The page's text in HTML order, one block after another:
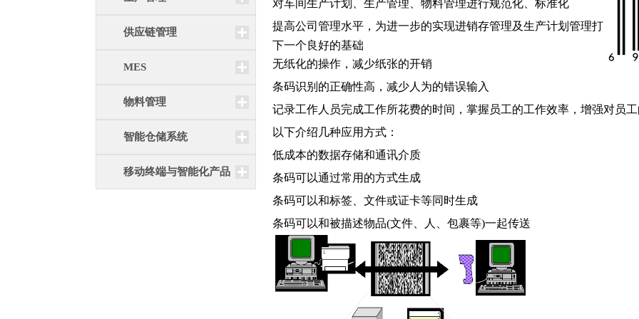
供应链管理
MES
物料管理
智能仓储系统
移动终端与智能化产品
对车间生产计划、生产管理、物料管理进行规范化、标准化
提高公司管理水平，为进一步的实现进销存管理及生产计划管理打
下一个良好的基础
无纸化的操作，减少纸张的开销
条码识别的正确性高，减少人为的错误输入
记录工作人员完成工作所花费的时间，掌握员工的工作效率，增强对员
以下介绍几种应用方式：
低成本的数据存储和通讯介质
条码可以通过常用的方式生成
条码可以和标签、文件或证卡等同时生成
条码可以和被描述物品(文件、人、包裹等)一起传送